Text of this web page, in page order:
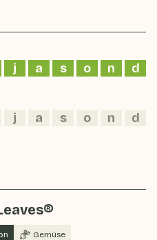
j a s o n d
j a s o n d
Gemüse